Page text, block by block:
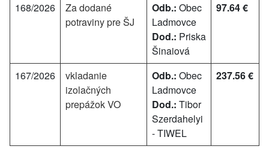
168/2026
Za dodané
potraviny pre ŠJ
Odb.: Obec
Ladmovce
Dod.: Priska
Šinaiová
97.64 €
167/2026
vkladanie
izolačných
prepážok VO
Odb.: Obec
Ladmovce
Dod.: Tibor
Szerdahelyi
- TIWEL
237.56 €